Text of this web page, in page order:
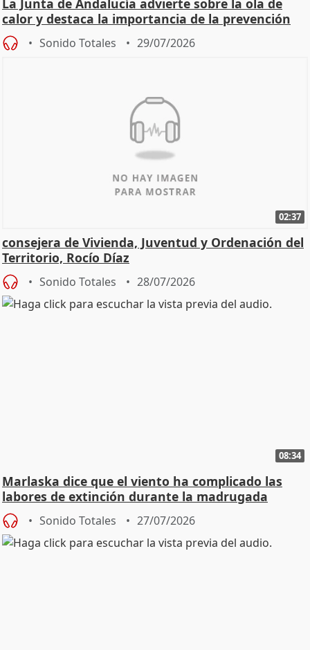
La Junta de Andalucía advierte sobre la ola de
calor y destaca la importancia de la prevención
Sonido Totales 29/07/2026
02:37
consejera de Vivienda, Juventud y Ordenación del
Territorio, Rocío Díaz
Sonido Totales 28/07/2026
08:34
Marlaska dice que el viento ha complicado las
labores de extinción durante la madrugada
Sonido Totales 27/07/2026